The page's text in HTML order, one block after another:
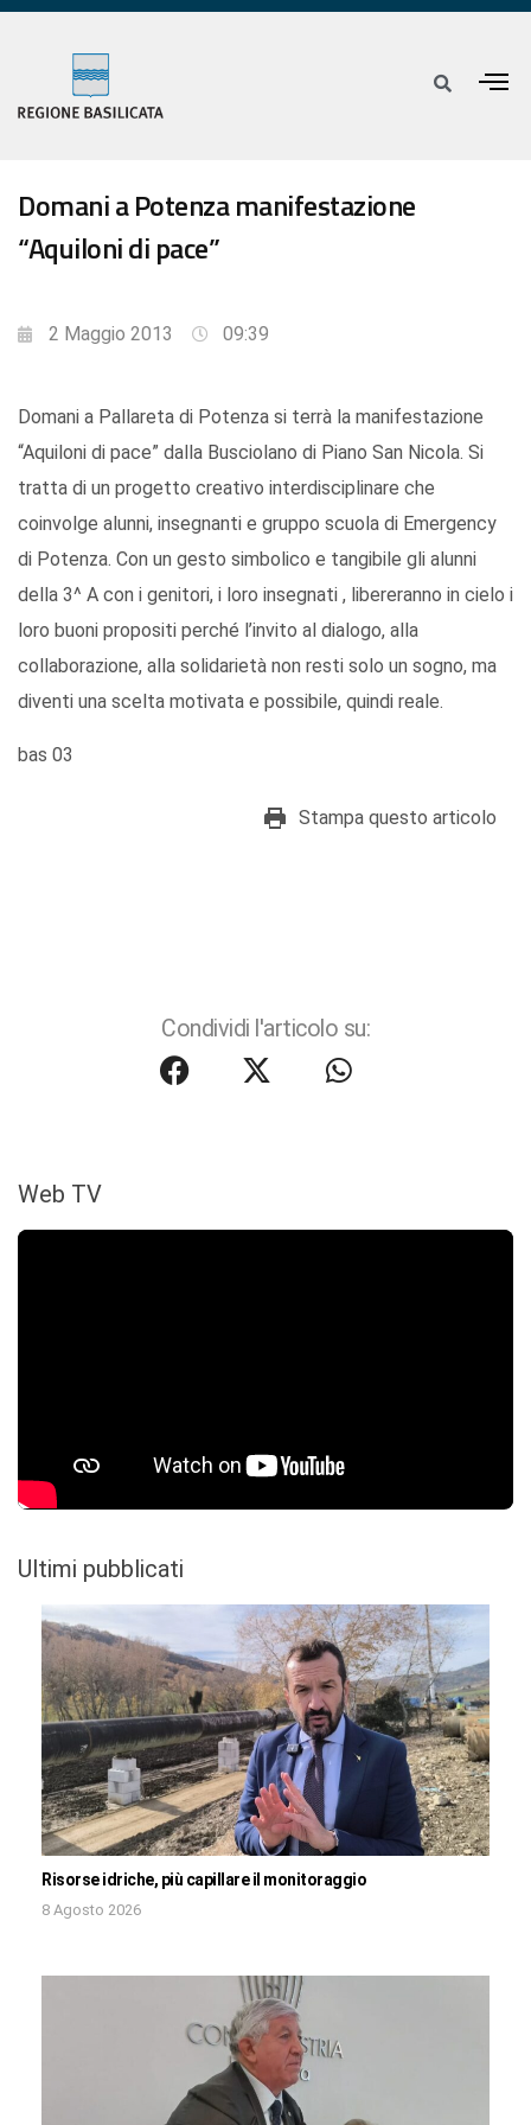
Domani a Potenza manifestazione
“Aquiloni di pace”
2 Maggio 2013 09:39
Domani a Pallareta di Potenza si terrà la manifestazione
“Aquiloni di pace” dalla Busciolano di Piano San Nicola. Si
tratta di un progetto creativo interdisciplinare che
coinvolge alunni, insegnanti e gruppo scuola di Emergency
di Potenza. Con un gesto simbolico e tangibile gli alunni
della 3^ A con i genitori, i loro insegnati , libereranno in cielo i
loro buoni propositi perché l’invito al dialogo, alla
collaborazione, alla solidarietà non resti solo un sogno, ma
diventi una scelta motivata e possibile, quindi reale.
bas 03
Stampa questo articolo
Condividi l'articolo su:
Web TV
Ultimi pubblicati
Risorse idriche, più capillare il monitoraggio
8 Agosto 2026